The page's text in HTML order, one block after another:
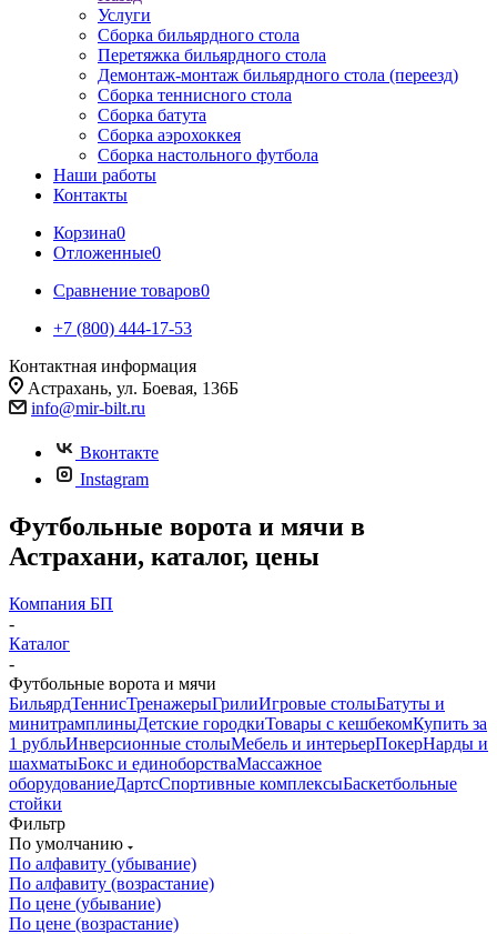
Услуги
Сборка бильярдного стола
Перетяжка бильярдного стола
Демонтаж-монтаж бильярдного стола (переезд)
Сборка теннисного стола
Сборка батута
Сборка аэрохоккея
Сборка настольного футбола
Наши работы
Контакты
Корзина0
Отложенные0
Сравнение товаров0
+7 (800) 444-17-53
Контактная информация
Астрахань, ул. Боевая, 136Б
info@mir-bilt.ru
Вконтакте
Instagram
Футбольные ворота и мячи в
Астрахани, каталог, цены
Компания БП
-
Каталог
-
Футбольные ворота и мячи
БильярдТеннисТренажерыГрилиИгровые столыБатуты и
минитрамплиныДетские городкиТовары с кешбекомКупить за
1 рубльИнверсионные столыМебель и интерьерПокерНарды и
шахматыБокс и единоборстваМассажное
оборудованиеДартсСпортивные комплексыБаскетбольные
стойки
Фильтр
По умолчанию
По алфавиту (убывание)
По алфавиту (возрастание)
По цене (убывание)
По цене (возрастание)